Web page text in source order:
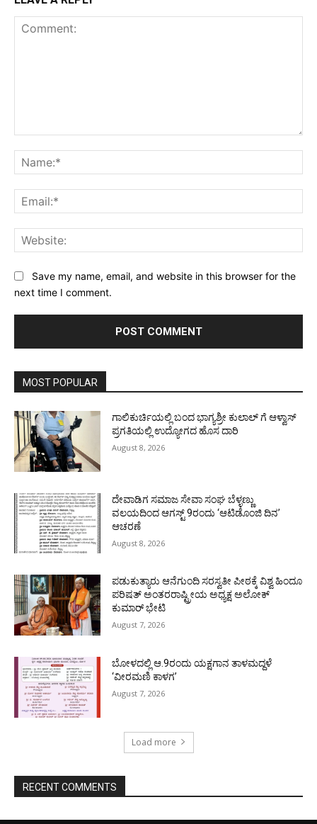
Save my name, email, and website in this browser for the
next time I comment.
MOST POPULAR
ಗಾಲಿಕುರ್ಚಿಯಲ್ಲಿ ಬಂದ ಭಾಗ್ಯಶ್ರೀ ಕುಲಾಲ್ ಗೆ ಆಳ್ವಾಸ್
ಪ್ರಗತಿಯಲ್ಲಿ ಉದ್ಯೋಗದ ಹೊಸ ದಾರಿ
August 8, 2026
ದೇವಾಡಿಗ ಸಮಾಜ ಸೇವಾ ಸಂಘ ಬೆಳ್ಳಣ್ಣು
ವಲಯದಿಂದ ಆಗಸ್ಟ್ 9ರಂದು ‘ಆಟಿಡೊಂಜಿ ದಿನ’
ಆಚರಣೆ
August 8, 2026
ಪಡುಕುತ್ಯಾರು ಆನೆಗುಂದಿ ಸರಸ್ವತೀ ಪೀಠಕ್ಕೆ ವಿಶ್ವ ಹಿಂದೂ
ಪರಿಷತ್ ಅಂತರರಾಷ್ಟ್ರೀಯ ಅಧ್ಯಕ್ಷ ಅಲೋಕ್
ಕುಮಾರ್ ಭೇಟಿ
August 7, 2026
ಬೋಳದಲ್ಲಿ ಆ.9ರಂದು ಯಕ್ಷಗಾನ ತಾಳಮದ್ದಳೆ
‘ವೀರಮಣಿ ಕಾಳಗ’
August 7, 2026
Load more
RECENT COMMENTS